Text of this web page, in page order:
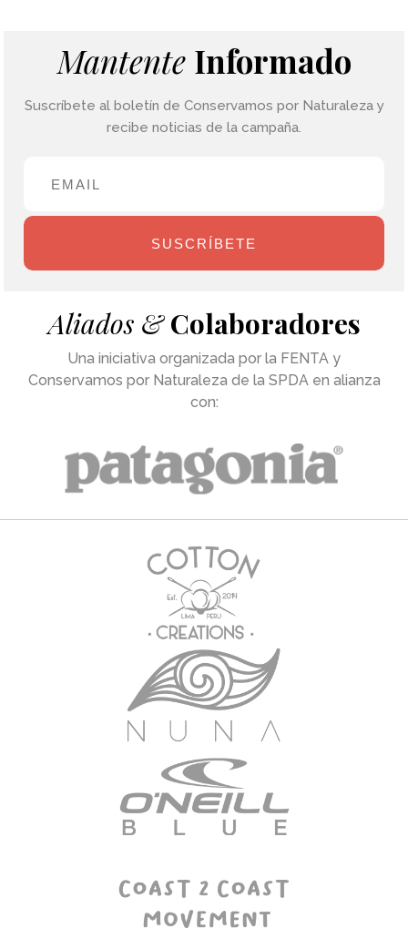
Mantente Informado
Suscríbete al boletín de Conservamos por Naturaleza y
recibe noticias de la campaña.
SUSCRÍBETE
Aliados & Colaboradores
Una iniciativa organizada por la FENTA y
Conservamos por Naturaleza de la SPDA en alianza
con: